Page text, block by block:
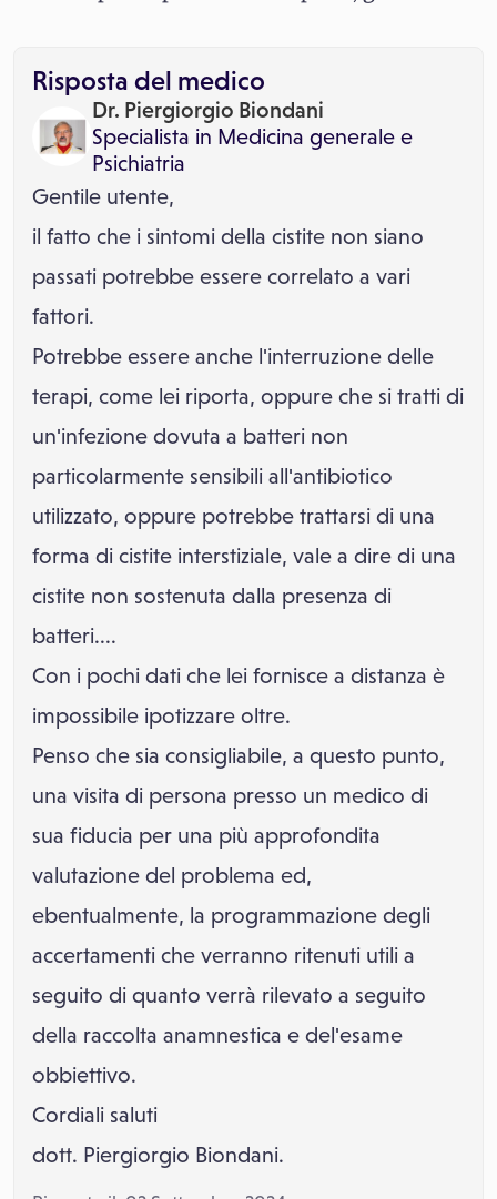
Risposta del medico
Dr. Piergiorgio Biondani
Specialista in Medicina generale e
Psichiatria
Gentile utente,
il fatto che i sintomi della cistite non siano
passati potrebbe essere correlato a vari
fattori.
Potrebbe essere anche l'interruzione delle
terapi, come lei riporta, oppure che si tratti di
un'infezione dovuta a batteri non
particolarmente sensibili all'antibiotico
utilizzato, oppure potrebbe trattarsi di una
forma di cistite interstiziale, vale a dire di una
cistite non sostenuta dalla presenza di
batteri....
Con i pochi dati che lei fornisce a distanza è
impossibile ipotizzare oltre.
Penso che sia consigliabile, a questo punto,
una visita di persona presso un medico di
sua fiducia per una più approfondita
valutazione del problema ed,
ebentualmente, la programmazione degli
accertamenti che verranno ritenuti utili a
seguito di quanto verrà rilevato a seguito
della raccolta anamnestica e del'esame
obbiettivo.
Cordiali saluti
dott. Piergiorgio Biondani.